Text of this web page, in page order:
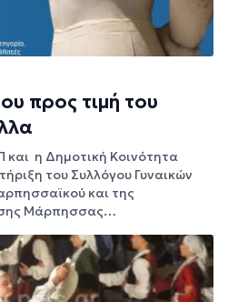
προς τιμή του
η Δημοτική Κοινότητα
του Συλλόγου Γυναικών
και της
Μάρπησσας…